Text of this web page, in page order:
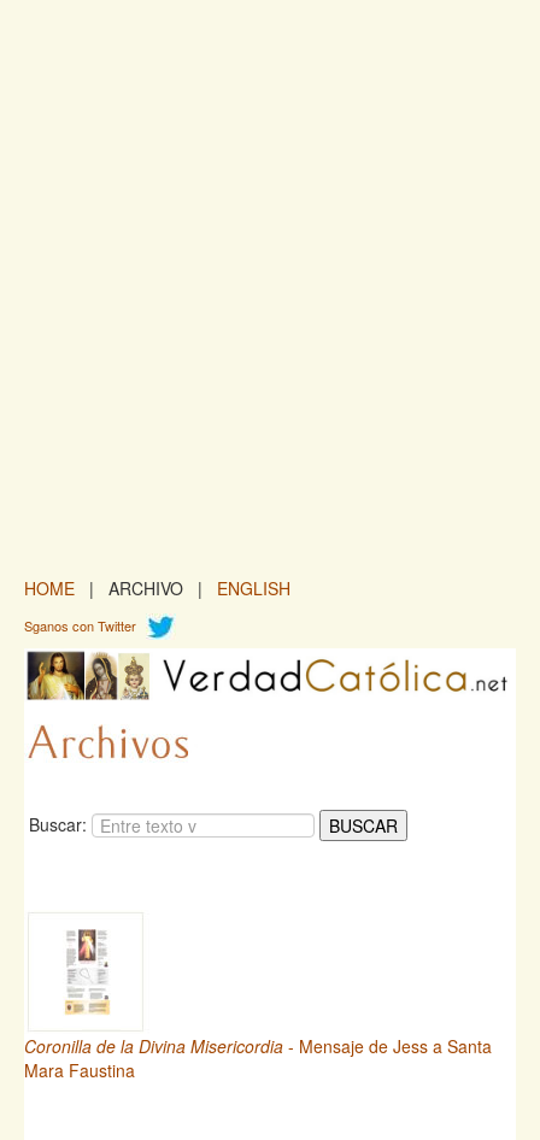
HOME | ARCHIVO | ENGLISH
Sganos con Twitter
Buscar:
Coronilla de la Divina Misericordia - Mensaje de Jess a Santa
Mara Faustina